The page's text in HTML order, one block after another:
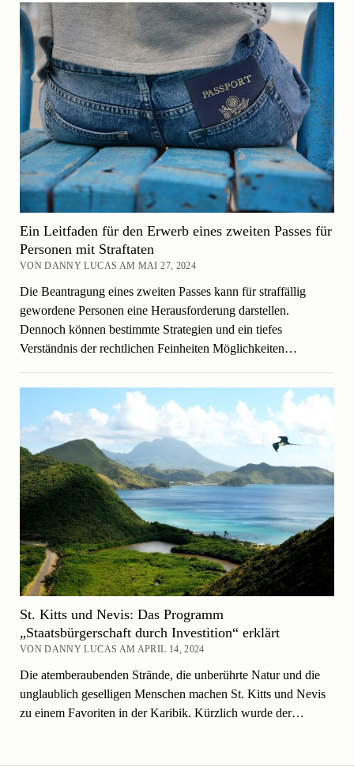
Ein Leitfaden für den Erwerb eines zweiten Passes für
Personen mit Straftaten
VON DANNY LUCAS AM MAI 27, 2024
Die Beantragung eines zweiten Passes kann für straffällig
gewordene Personen eine Herausforderung darstellen.
Dennoch können bestimmte Strategien und ein tiefes
Verständnis der rechtlichen Feinheiten Möglichkeiten…
St. Kitts und Nevis: Das Programm
„Staatsbürgerschaft durch Investition“ erklärt
VON DANNY LUCAS AM APRIL 14, 2024
Die atemberaubenden Strände, die unberührte Natur und die
unglaublich geselligen Menschen machen St. Kitts und Nevis
zu einem Favoriten in der Karibik. Kürzlich wurde der…